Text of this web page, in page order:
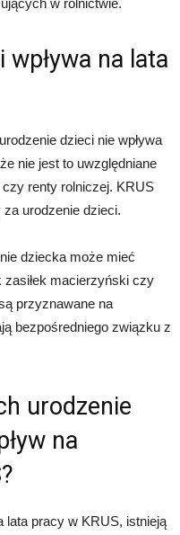
w rolnictwie.
na lata
dzieci nie wpływa
nie jest to uwzględniane
renty rolniczej. KRUS
urodzenie dzieci.
dziecka może mieć
zasiłek macierzyński czy
przyznawane na
bezpośredniego związku z
urodzenie
na
lata pracy w KRUS, istnieją